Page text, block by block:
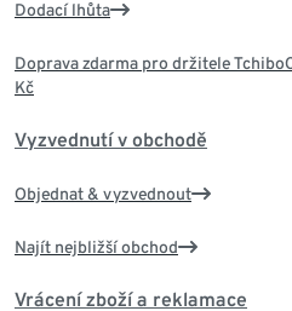
Dodací lhůta
Doprava zdarma pro držitele
Kč
Vyzvednutí v obchodě
Objednat & vyzvednout
Najít nejbližší obchod
Vrácení zboží a reklamace